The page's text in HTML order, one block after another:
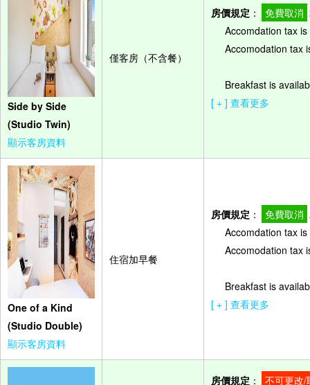
Side by Side
(Studio Twin)
顯示客房資料
僅客房（不含餐）
房價規定 ： 免費取消
Accomdation tax
Accomodation tax
Breakfast is
[ + ] 查看更多
One of a Kind
(Studio Double)
顯示客房資料
住宿加早餐
房價規定 ： 免費取消
Accomdation tax
Accomodation tax
Breakfast is
[ + ] 查看更多
房價規定 ：
不可更改/